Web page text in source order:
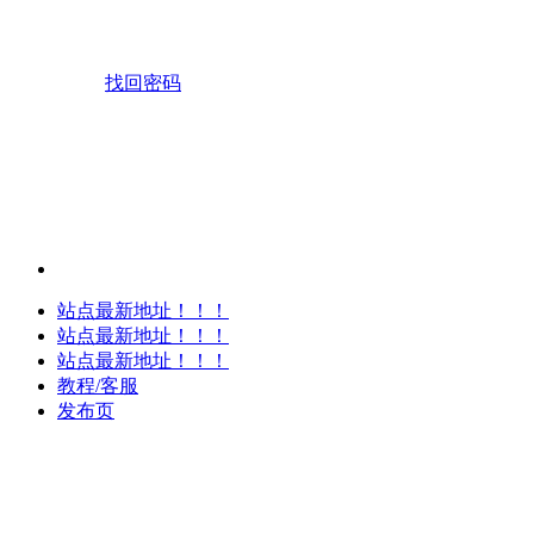
找回密码
站点最新地址！！！
站点最新地址！！！
站点最新地址！！！
教程/客服
发布页